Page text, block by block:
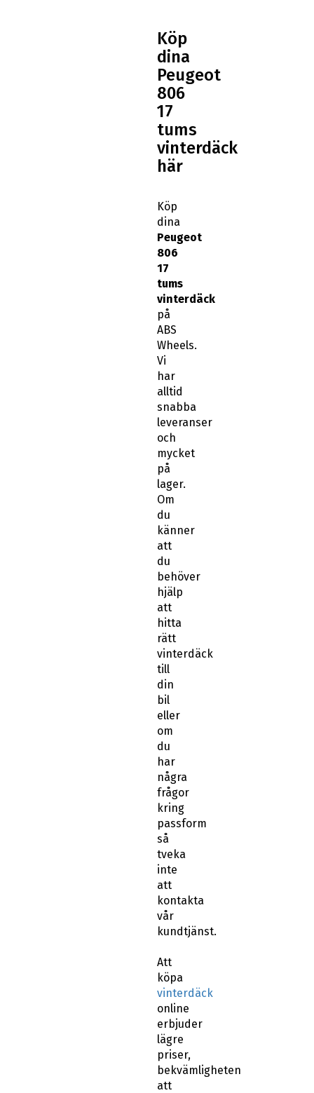
Köp
dina
Peugeot
806
17
tums
vinterdäck
här
Köp
dina
Peugeot
806
17
tums
vinterdäck
på
ABS
Wheels.
Vi
har
alltid
snabba
leveranser
och
mycket
på
lager.
Om
du
känner
att
du
behöver
hjälp
att
hitta
rätt
vinterdäck
till
din
bil
eller
om
du
har
några
frågor
kring
passform
så
tveka
inte
att
kontakta
vår
kundtjänst.
Att
köpa
vinterdäck
online
erbjuder
lägre
priser,
bekvämligheten
att